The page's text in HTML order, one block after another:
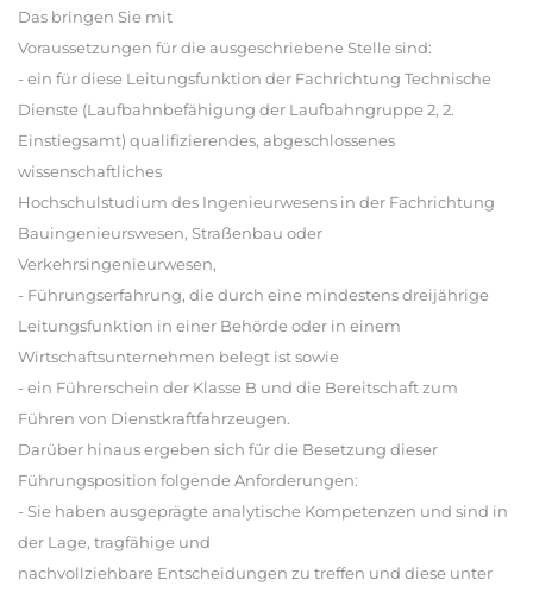
Das bringen Sie mit
Voraussetzungen für die ausgeschriebene Stelle sind:
- ein für diese Leitungsfunktion der Fachrichtung Technische
Dienste (Laufbahnbefähigung der Laufbahngruppe 2, 2.
Einstiegsamt) qualifizierendes, abgeschlossenes
wissenschaftliches
Hochschulstudium des Ingenieurwesens in der Fachrichtung
Bauingenieurswesen, Straßenbau oder
Verkehrsingenieurwesen,
- Führungserfahrung, die durch eine mindestens dreijährige
Leitungsfunktion in einer Behörde oder in einem
Wirtschaftsunternehmen belegt ist sowie
- ein Führerschein der Klasse B und die Bereitschaft zum
Führen von Dienstkraftfahrzeugen.
Darüber hinaus ergeben sich für die Besetzung dieser
Führungsposition folgende Anforderungen:
- Sie haben ausgeprägte analytische Kompetenzen und sind in
der Lage, tragfähige und
nachvollziehbare Entscheidungen zu treffen und diese unter